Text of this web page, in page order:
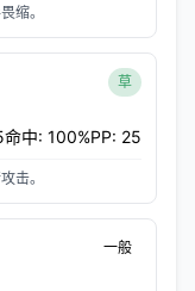
缩。
草
命中: 100%PP: 25
击。
一般